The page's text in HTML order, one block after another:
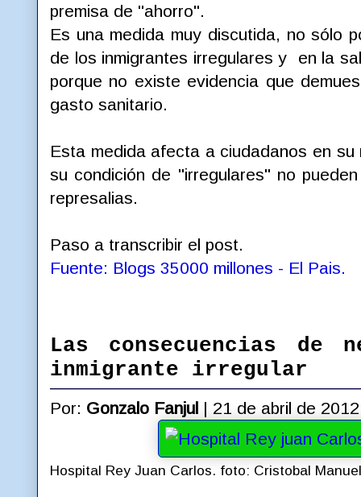
premisa de "ahorro".
Es una medida muy discutida, no sólo
de los inmigrantes irregulares y en la
porque no existe evidencia que
gasto sanitario.
Esta medida afecta a ciudadanos en
su condición de "irregulares" no
represalias.
Paso a transcribir el post.
Fuente: Blogs 35000 millones - El Pais.
Las consecuencias de
inmigrante irregular
Por: Gonzalo Fanjul | 21 de abril de 2012
Hospital Rey Juan Carlos. foto: Cristobal Manuel